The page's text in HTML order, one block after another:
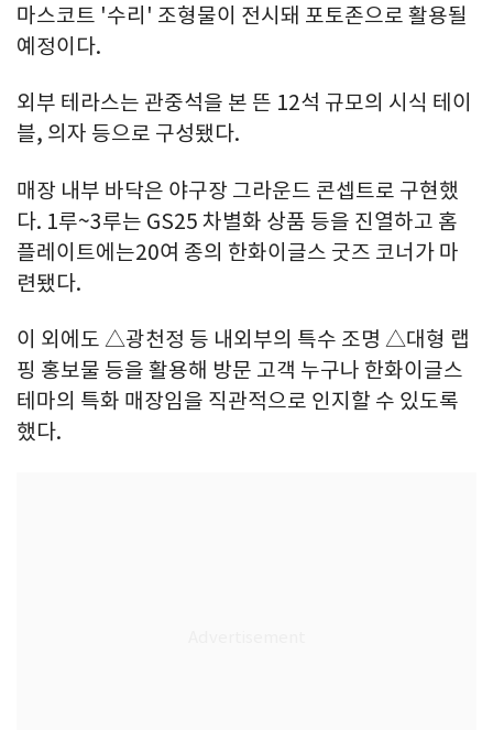
마스코트 '수리' 조형물이 전시돼 포토존으로 활용될
예정이다.
외부 테라스는 관중석을 본 뜬 12석 규모의 시식 테이
블, 의자 등으로 구성됐다.
매장 내부 바닥은 야구장 그라운드 콘셉트로 구현했
다. 1루~3루는 GS25 차별화 상품 등을 진열하고 홈
플레이트에는20여 종의 한화이글스 굿즈 코너가 마
련됐다.
이 외에도 △광천정 등 내외부의 특수 조명 △대형 랩
핑 홍보물 등을 활용해 방문 고객 누구나 한화이글스
테마의 특화 매장임을 직관적으로 인지할 수 있도록
했다.